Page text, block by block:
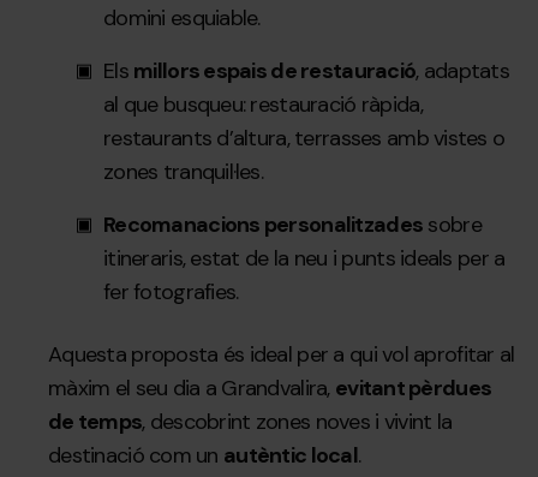
domini esquiable.
Els millors espais de restauració, adaptats
al que busqueu: restauració ràpida,
restaurants d’altura, terrasses amb vistes o
zones tranquil·les.
Recomanacions personalitzades sobre
itineraris, estat de la neu i punts ideals per a
fer fotografies.
Aquesta proposta és ideal per a qui vol aprofitar al
màxim el seu dia a Grandvalira, evitant pèrdues
de temps, descobrint zones noves i vivint la
destinació com un autèntic local.